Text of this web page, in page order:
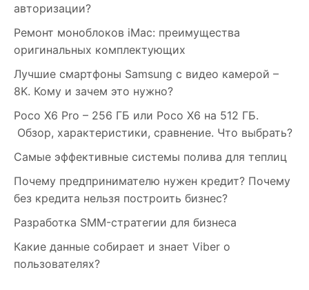
авторизации?
Ремонт моноблоков iMac: преимущества
оригинальных комплектующих
Лучшие смартфоны Samsung c видео камерой –
8K. Кому и зачем это нужно?
Poco X6 Pro – 256 ГБ или Poco X6 на 512 ГБ.
Обзор, характеристики, сравнение. Что выбрать?
Самые эффективные системы полива для теплиц
Почему предпринимателю нужен кредит? Почему
без кредита нельзя построить бизнес?
Разработка SMM-стратегии для бизнеса
Какие данные собирает и знает Viber о
пользователях?